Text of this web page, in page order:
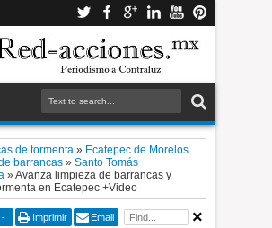
de tormenta » Ecatepec de Morelos
barrancas »Santo Tomás
»Avanza limpieza de barrancas y
en Ecatepec +Video
- Imprimir Email